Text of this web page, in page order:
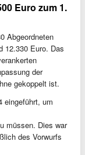
Euro zum 1.
Abgeordneten
12.330 Euro. Das
der
gekoppelt ist.
eingeführt, um
müssen. Dies war
des Vorwurfs